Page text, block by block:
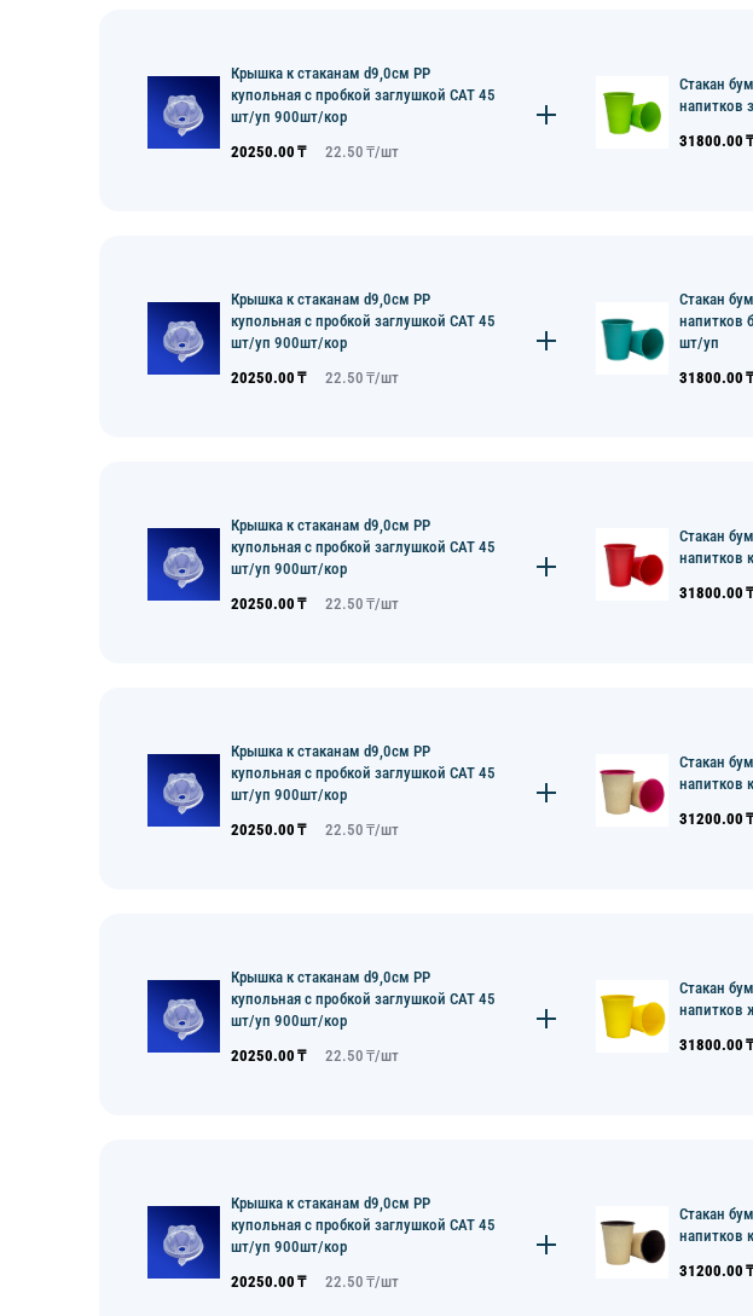
Крышка к стаканам d9,0см PP
купольная с пробкой заглушкой CAT 45
шт/уп 900шт/кор
20250.00 ₸ 22.50 ₸/шт
Стакан
напитков
31800.00
Крышка к стаканам d9,0см PP
купольная с пробкой заглушкой CAT 45
шт/уп 900шт/кор
20250.00 ₸ 22.50 ₸/шт
Стакан
напитков
шт/уп
31800.00
Крышка к стаканам d9,0см PP
купольная с пробкой заглушкой CAT 45
шт/уп 900шт/кор
20250.00 ₸ 22.50 ₸/шт
Стакан
напитков
31800.00
Крышка к стаканам d9,0см PP
купольная с пробкой заглушкой CAT 45
шт/уп 900шт/кор
20250.00 ₸ 22.50 ₸/шт
Стакан
напитков
31200.00
Крышка к стаканам d9,0см PP
купольная с пробкой заглушкой CAT 45
шт/уп 900шт/кор
20250.00 ₸ 22.50 ₸/шт
Стакан
напитков
31800.00
Крышка к стаканам d9,0см PP
купольная с пробкой заглушкой CAT 45
шт/уп 900шт/кор
20250.00 ₸ 22.50 ₸/шт
Стакан
напитков
31200.00